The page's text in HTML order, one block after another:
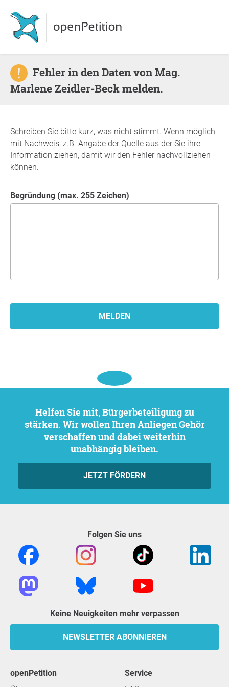
Fehler in den Daten von Mag.
Marlene Zeidler-Beck melden.
Schreiben Sie bitte kurz, was nicht stimmt. Wenn möglich
mit Nachweis, z.B. Angabe der Quelle aus der Sie ihre
Information ziehen, damit wir den Fehler nachvollziehen
können.
Begründung (max. 255 Zeichen)
Helfen Sie mit, Bürgerbeteiligung zu
stärken. Wir wollen Ihren Anliegen Gehör
verschaffen und dabei weiterhin
unabhängig bleiben.
JETZT FÖRDERN
Folgen Sie uns
Keine Neuigkeiten mehr verpassen
NEWSLETTER ABONNIEREN
openPetition
Service